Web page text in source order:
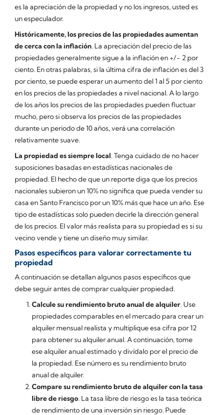
es la apreciación de la propiedad y no los ingresos, usted es
un especulador.
Históricamente, los precios de las propiedades aumentan
de cerca con la inflación. La apreciación del precio de las
propiedades generalmente sigue a la inflación en +/- 2 por
ciento. En otras palabras, si la última cifra de inflación es del 3
por ciento, se puede esperar un aumento del 1 al 5 por ciento
en los precios de las propiedades a nivel nacional. A lo largo
de los años los precios de las propiedades pueden fluctuar
mucho, pero si observa los precios de las propiedades
durante un periodo de 10 años, verá una correlación
relativamente suave.
La propiedad es siempre local. Tenga cuidado de no hacer
suposiciones basadas en estadísticas nacionales de
propiedad. El hecho de que un reporte diga que los precios
nacionales subieron un 10% no significa que pueda vender su
casa en Santo Francisco por un 10% más que hace un año. Ese
tipo de estadísticas solo pueden decirle la dirección general
de los precios. El valor más realista para su propiedad es si su
vecino vende y tiene un diseño muy similar.
Pasos específicos para valorar correctamente tu
propiedad
A continuación se detallan algunos pasos específicos que
debe seguir antes de comprar cualquier propiedad.
Calcule su rendimiento bruto anual de alquiler. Use
propiedades comparables en el mercado para crear un
alquiler mensual realista y multiplique esa cifra por 12
para obtener su alquiler anual. A continuación, tome
ese alquiler anual estimado y divídalo por el precio de
la propiedad. Ese número es su rendimiento bruto
anual de alquiler.
Compare su rendimiento bruto de alquiler con la tasa
libre de riesgo. La tasa libre de riesgo es la tasa teórica
de rendimiento de una inversión sin riesgo. Puede